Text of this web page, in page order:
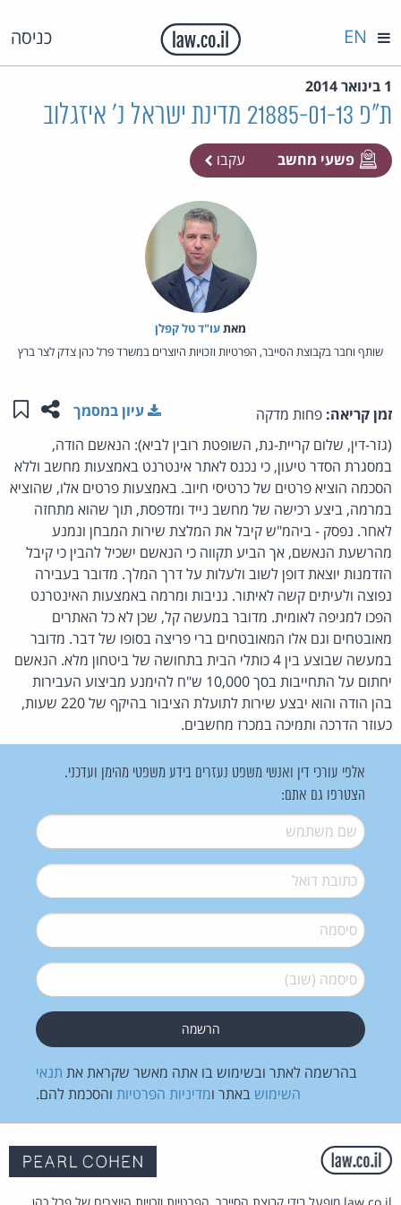
כניסה EN
1 בינואר 2014
ת"פ 21885-01-13 מדינת ישראל נ' איזגלוב
פשעי מחשב עקבו
מאת‏עו"ד טל קפלן
שותף וחבר בקבוצת הסייבר, הפרטיות וזכויות היוצרים במשרד פרל כהן צדק לצר ברץ
זמן קריאה: פחות מדקה שתפו
עיון במסמך
(גזר-דין, שלום קריית-גת, השופטת רובין לביא): הנאשם הודה,
במסגרת הסדר טיעון, כי נכנס לאתר אינטרנט באמצעות מחשב וללא
הסכמה הוציא פרטים של כרטיסי חיוב. באמצעות פרטים אלו, שהוציא
במרמה, ביצע רכישה של מחשב נייד ומדפסת, תוך שהוא מתחזה
לאחר. נפסק - ביהמ"ש קיבל את המלצת שירות המבחן ונמנע
מהרשעת הנאשם, אך הביע תקווה כי הנאשם ישכיל להבין כי קיבל
הזדמנות יוצאת דופן לשוב ולעלות על דרך המלך. מדובר בעבירה
נפוצה ולעיתים קשה לאיתור. גניבות ומרמה באמצעות האינטרנט
הפכו למגיפה לאומית. מדובר במעשה קל, שכן לא כל האתרים
מאובטחים וגם אלו המאובטחים ברי פריצה בסופו של דבר. מדובר
במעשה שבוצע בין 4 כותלי הבית בתחושה של ביטחון מלא. הנאשם
יחתום על התחייבות בסך 10,000 ש"ח להימנע מביצוע העבירות
בהן הודה והוא יבצע שירות לתועלת הציבור בהיקף של 220 שעות,
כעוזר הדרכה ותמיכה במכרז מחשבים.
אלפי עורכי דין ואנשי משפט נעזרים בידע משפטי מהימן ועדכני.
הצטרפו גם אתם:
שם משתמש*
דואל*
סיסמה*
סיסמה (שוב)*
בהרשמה לאתר ובשימוש בו אתה מאשר שקראת את תנאי
השימוש באתר ומדיניות הפרטיות והסכמת להם.